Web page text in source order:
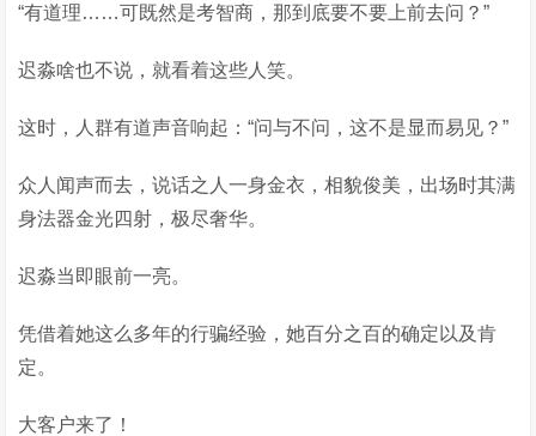
“有道理……可既然是考智商，那到底要不要上前去问？”
迟淼啥也不说，就看着这些人笑。
这时，人群有道声音响起：“问与不问，这不是显而易见？”
众人闻声而去，说话之人一身金衣，相貌俊美，出场时其满
身法器金光四射，极尽奢华。
迟淼当即眼前一亮。
凭借着她这么多年的行骗经验，她百分之百的确定以及肯
定。
大客户来了！